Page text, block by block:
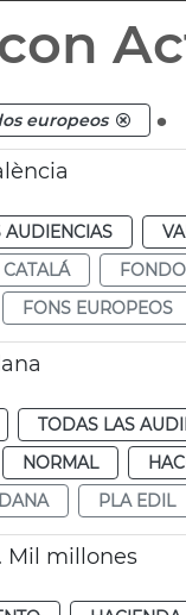
europeos .
AUDIENCIAS
FONS EUROPEOS
TODAS LAS
NORMAL
DANA PLA EDIL
Mil millones